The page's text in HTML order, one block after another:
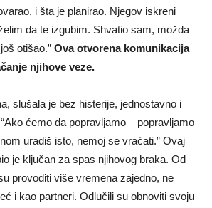
i šta je planirao. Njegov iskreni
da te izgubim. Shvatio sam, možda
otišao.” Ova otvorena komunikacija
njihove veze.
slušala je bez histerije, jednostavno i
ćemo da popravljamo – popravljamo
uradiš isto, nemoj se vraćati.” Ovaj
je ključan za spas njihovog braka. Od
provoditi više vremena zajedno, ne
i kao partneri. Odlučili su obnoviti svoju